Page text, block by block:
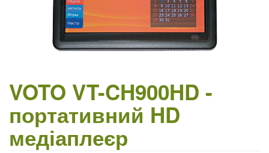
VOTO VT-CH900HD -
портативний HD
медіаплеєр